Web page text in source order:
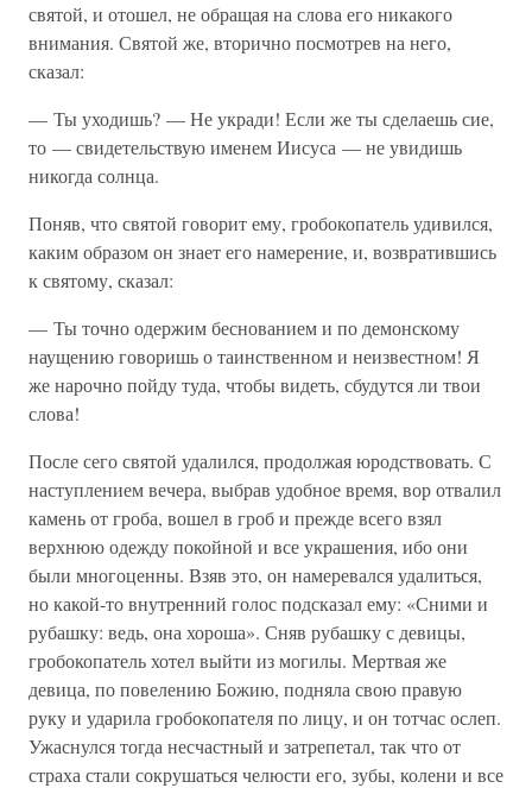
святой, и отошел, не обращая на слова его никакого
внимания. Святой же, вторично посмотрев на него,
сказал:
— Ты уходишь? — Не укради! Если же ты сделаешь сие,
то — свидетельствую именем Иисуса — не увидишь
никогда солнца.
Поняв, что святой говорит ему, гробокопатель удивился,
каким образом он знает его намерение, и, возвратившись
к святому, сказал:
— Ты точно одержим беснованием и по демонскому
наущению говоришь о таинственном и неизвестном! Я
же нарочно пойду туда, чтобы видеть, сбудутся ли твои
слова!
После сего святой удалился, продолжая юродствовать. С
наступлением вечера, выбрав удобное время, вор отвалил
камень от гроба, вошел в гроб и прежде всего взял
верхнюю одежду покойной и все украшения, ибо они
были многоценны. Взяв это, он намеревался удалиться,
но какой-то внутренний голос подсказал ему: «Сними и
рубашку: ведь, она хороша». Сняв рубашку с девицы,
гробокопатель хотел выйти из могилы. Мертвая же
девица, по повелению Божию, подняла свою правую
руку и ударила гробокопателя по лицу, и он тотчас ослеп.
Ужаснулся тогда несчастный и затрепетал, так что от
страха стали сокрушаться челюсти его, зубы, колени и все